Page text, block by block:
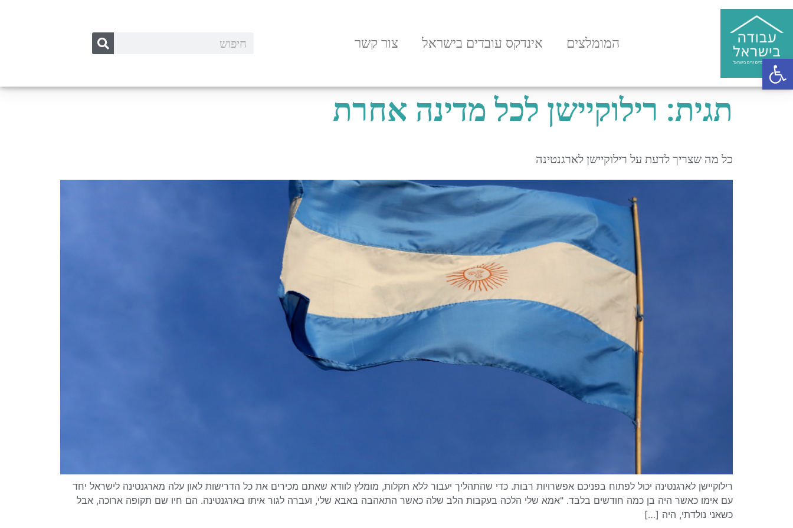
פתח סרגל נגישות
המומלצים אינדקס עובדים בישראל צור קשר
תגית: רילוקיישן לכל מדינה אחרת
כל מה שצריך לדעת על רילוקיישן לארגנטינה
רילוקיישן לארגנטינה יכול לפתוח בפניכם אפשרויות רבות. כדי שהתהליך יעבור ללא תקלות, מומלץ לוודא שאתם מכירים את כל הדרישות לאון עלה מארגנטינה לישראל יחד
עם אימו כאשר היה בן כמה חודשים בלבד. "אמא שלי הלכה בעקבות הלב שלה כאשר התאהבה באבא שלי, ועברה לגור איתו בארגנטינה. הם חיו שם תקופה ארוכה, אבל
כשאני נולדתי, היה […]